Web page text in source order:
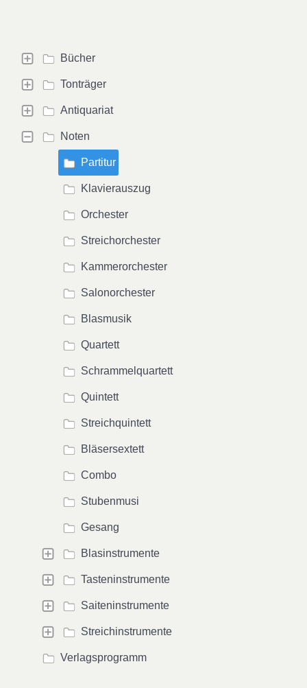
Bücher
Tonträger
Antiquariat
Noten
Partitur
Klavierauszug
Orchester
Streichorchester
Kammerorchester
Salonorchester
Blasmusik
Quartett
Schrammelquartett
Quintett
Streichquintett
Bläsersextett
Combo
Stubenmusi
Gesang
Blasinstrumente
Tasteninstrumente
Saiteninstrumente
Streichinstrumente
Verlagsprogramm